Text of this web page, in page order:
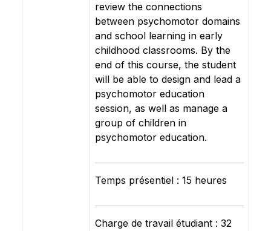
review the connections
between psychomotor domains
and school learning in early
childhood classrooms. By the
end of this course, the student
will be able to design and lead a
psychomotor education
session, as well as manage a
group of children in
psychomotor education.
Temps présentiel : 15 heures
Charge de travail étudiant : 32